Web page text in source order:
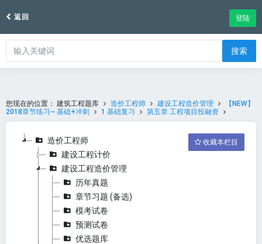
返回 登陆
搜索
您现在的位置： 建筑工程题库 造价工程师 建设工程造价管理
【NEW】
2018章节练习~ 基础+冲刺
1 基础复习 第五章 工程项目投融资
收藏本栏目
造价工程师
建设工程计价
建设工程造价管理
历年真题
章节习题 (备选)
模考试卷
预测试卷
优选题库